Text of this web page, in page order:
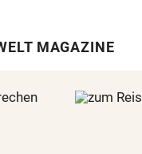
MAGAZINE